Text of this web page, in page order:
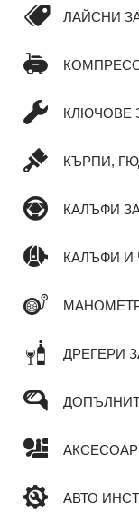
ЛАЙСНИ
КЛЮЧОВЕ
КЪРПИ,
КАЛЪФИ
КАЛЪФИ И
ДРЕГЕРИ
АВТО